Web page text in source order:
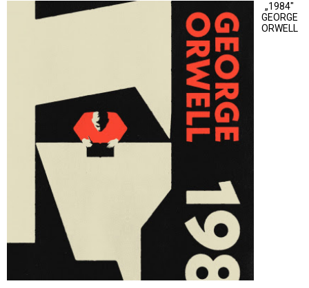
„1984"
GEORGE
ORWELL